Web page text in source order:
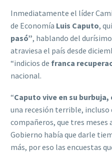
Inmediatamente el líder
de Economía Luis Caputo,
pasó”, hablando del
atraviesa el país desde
“indicios de franca
nacional.
“Caputo vive en su
una recesión terrible, incluso
compañeros, que tres meses
Gobierno había que darle
más, por eso las encuestas